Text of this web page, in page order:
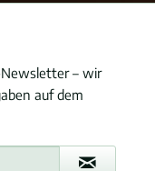
– wir
auf dem